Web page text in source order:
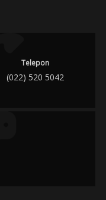
Telepon
(022) 520 5042